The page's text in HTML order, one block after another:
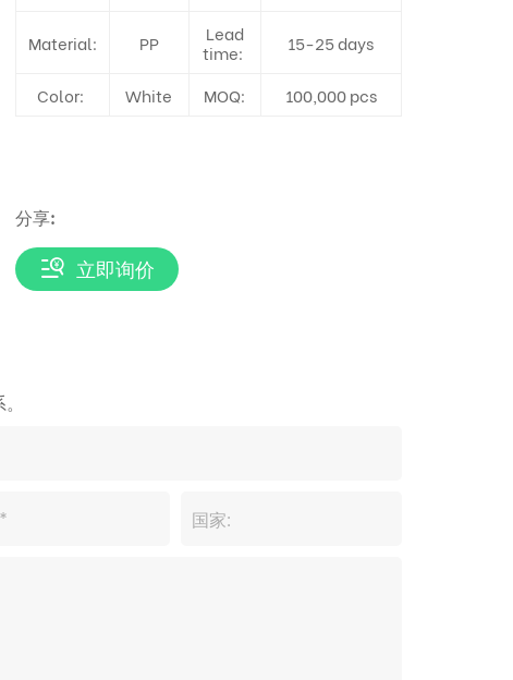
Material: PP
Lead
time:
15-25 days
Color: White MOQ: 100,000 pcs
分享:
立即询价